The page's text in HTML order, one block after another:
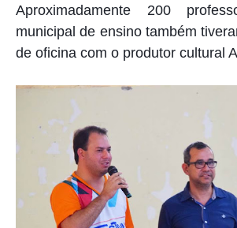
Aproximadamente 200
municipal de ensino também
de oficina com o produtor cultural